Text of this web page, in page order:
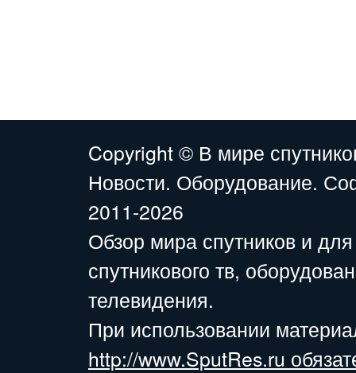
Copyright © В мире
Новости. Оборудование.
2011-2026
Обзор мира спутников и
спутникового тв,
телевидения.
При использовании
http://www.SputRes.ru